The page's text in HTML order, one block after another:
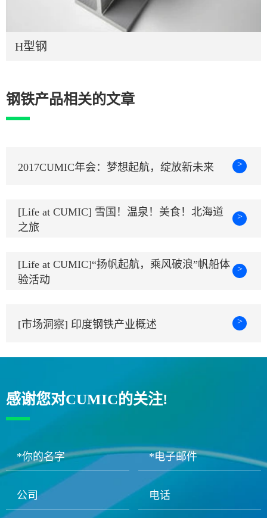
H型钢
钢铁产品相关的文章
2017CUMIC年会：梦想起航，绽放新未来 >
[Life at CUMIC] 雪国！温泉！美食！北海道
之旅
>
[Life at CUMIC]“扬帆起航，乘风破浪”帆船体
验活动
>
[市场洞察] 印度钢铁产业概述 >
感谢您对CUMIC的关注!